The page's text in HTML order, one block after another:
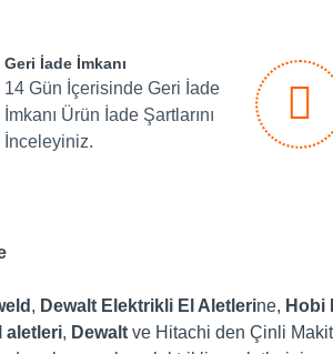
Geri İade İmkanı
14 Gün İçerisinde Geri İade
İmkanı Ürün İade Şartlarını
İnceleyiniz.
, Dewalt Elektrikli El Aletlerine, Hobi
aletleri, Dewalt ve Hitachi den Çinli